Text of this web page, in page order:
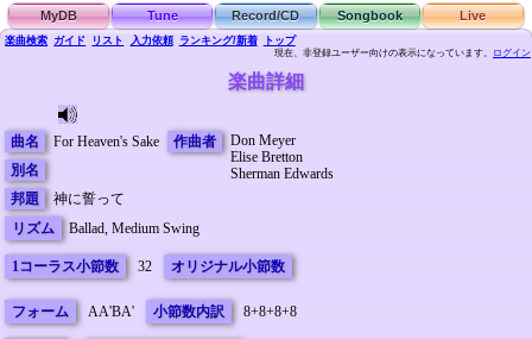
MyDB Tune Record/CD Songbook Live
楽曲検索 ガイド リスト 入力依頼 ランキング/新着 トップ
現在、非登録ユーザー向けの表示になっています。 ログイン
楽曲詳細
曲名
For Heaven's Sake
別名
邦題
神に誓って
作曲者
Don Meyer
Elise Bretton
Sherman Edwards
リズム Ballad, Medium Swing
1コーラス小節数 32 オリジナル小節数
フォーム AA'BA' 小節数内訳 8+8+8+8